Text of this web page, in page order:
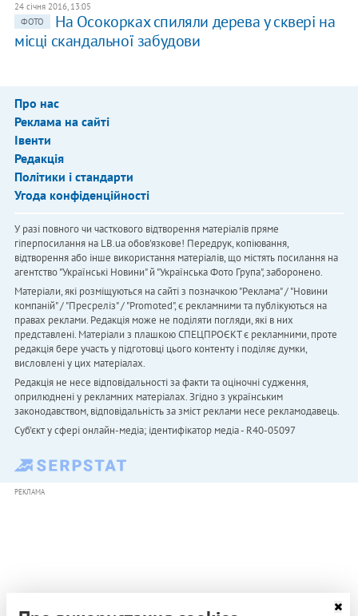
24 січня 2016, 13:05
ФОТО
На Осокорках спиляли дерева у сквері на
місці скандальної забудови
Про нас
Реклама на сайті
Івенти
Редакція
Політики і стандарти
Угода конфіденційності
У разі повного чи часткового відтворення матеріалів пряме
гіперпосилання на LB.ua обов'язкове! Передрук, копіювання,
відтворення або інше використання матеріалів, що містять посилання на
агентство "Українськi Новини" й "Українська Фото Група", заборонено.
Матеріали, які розміщуються на сайті з позначкою "Реклама" / "Новини
компаній" / "Пресреліз" / "Promoted", є рекламними та публікуються на
правах реклами. Редакція може не поділяти погляди, які в них
представлені. Матеріали з плашкою СПЕЦПРОЄКТ є рекламними, проте
редакція бере участь у підготовці цього контенту і поділяє думки,
висловлені у цих матеріалах.
Редакція не несе відповідальності за факти та оціночні судження,
оприлюднені у рекламних матеріалах. Згідно з українським
законодавством, відповідальність за зміст реклами несе рекламодавець.
Cуб'єкт у сфері онлайн-медіа; ідентифікатор медіа - R40-05097
РЕКЛАМА